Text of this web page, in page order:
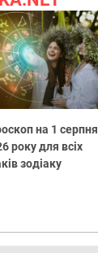
на 1 серпня
року для всіх
зодіаку